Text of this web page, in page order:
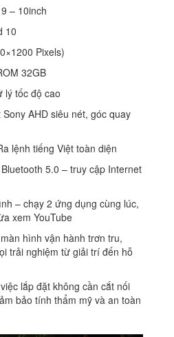
– 10inch
10
Pixels)
32GB
lý tốc độ cao
AHD siêu nét, góc quay
lệnh tiếng Việt toàn diện
5.0 – truy cập Internet
– chạy 2 ứng dụng cùng lúc,
xem YouTube
hình vận hành trơn tru,
trải nghiệm từ giải trí đến hỗ
lắp đặt không cần cắt nối
bảo tính thẩm mỹ và an toàn